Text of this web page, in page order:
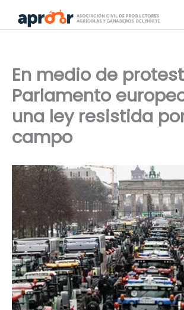
En medio de
Parlamento
una ley resistida
campo